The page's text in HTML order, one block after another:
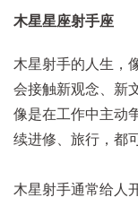
木星星座射手座
木星射手的人生，
会接触新观念、新
像是在工作中主动
续进修、旅行，都
木星射手通常给人